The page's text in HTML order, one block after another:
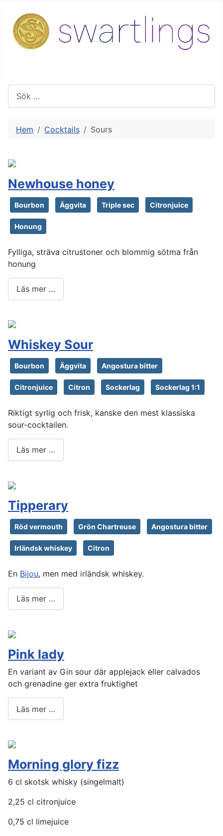
Hem Cocktails Sours
Newhouse honey
Bourbon Äggvita Triple sec Citronjuice
Honung
Fylliga, sträva citrustoner och blommig sötma från
honung
Läs mer …
Whiskey Sour
Bourbon Äggvita Angostura bitter
Citronjuice Citron Sockerlag Sockerlag 1:1
Riktigt syrlig och frisk, kanske den mest klassiska
sour-cocktailen.
Läs mer …
Tipperary
Röd vermouth Grön Chartreuse Angostura bitter
Irländsk whiskey Citron
En Bijou, men med irländsk whiskey.
Läs mer …
Pink lady
En variant av Gin sour där applejack eller calvados
och grenadine ger extra fruktighet
Läs mer …
Morning glory fizz
6 cl skotsk whisky (singelmalt)
2,25 cl citronjuice
0,75 cl limejuice